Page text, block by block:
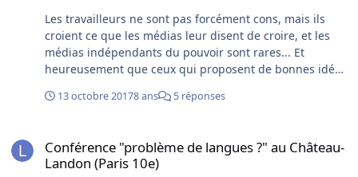
Les travailleurs ne sont pas forcément cons, mais ils
croient ce que les médias leur disent de croire, et les
médias indépendants du pouvoir sont rares... Et
heureusement que ceux qui proposent de bonnes idées
dans leurs combats et ne renoncent pas face à
et notamment pour ceux qui ne sont pas en haut. > et
pour les traducteurs automatiques ...maintenant c'est a
13 octobre 20178 ans 5 réponses
Conférence "problème de langues ?" au Château-
Landon (Paris 10e)